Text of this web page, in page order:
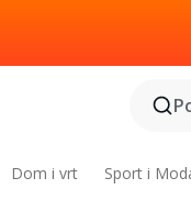
Dom i vrt Sport i